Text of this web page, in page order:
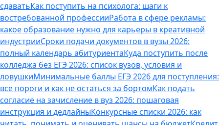
сдаватьКак поступить на психолога: шаги к
востребованной профессииРабота в сфере рекламы:
какое образование нужно для карьеры в креативной
индустрииСроки подачи документов в вузы 2026:
полный календарь абитуриентаКуда поступить после
колледжа без ЕГЭ 2026: список вузов, условия и
ловушкиМинимальные баллы ЕГЭ 2026 для поступления:
все пороги и как не остаться за бортомКак подать
согласие на зачисление в вуз 2026: пошаговая
инструкция и дедлайныКонкурсные списки 2026: как